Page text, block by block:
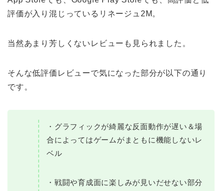
評価が入り混じっているリネージュ2M。
当然あまり芳しくないレビューも見られました。
そんな低評価レビューで気になった部分が以下の通り
です。
・グラフィックが綺麗な反面動作が遅い＆場
合によってはゲームがまともに機能しないレ
ベル
・戦闘や育成面に楽しみが見いだせない部分